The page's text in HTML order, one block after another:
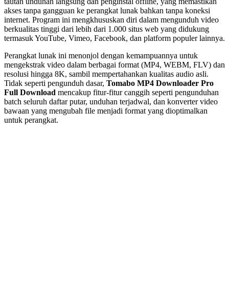
akses tanpa gangguan ke perangkat lunak bahkan tanpa koneksi
internet. Program ini mengkhususkan diri dalam mengunduh video
berkualitas tinggi dari lebih dari 1.000 situs web yang didukung
termasuk YouTube, Vimeo, Facebook, dan platform populer lainnya.
Perangkat lunak ini menonjol dengan kemampuannya untuk
mengekstrak video dalam berbagai format (MP4, WEBM, FLV) dan
resolusi hingga 8K, sambil mempertahankan kualitas audio asli.
Tidak seperti pengunduh dasar, Tomabo MP4 Downloader Pro
Full Download mencakup fitur-fitur canggih seperti pengunduhan
batch seluruh daftar putar, unduhan terjadwal, dan konverter video
bawaan yang mengubah file menjadi format yang dioptimalkan
untuk perangkat.